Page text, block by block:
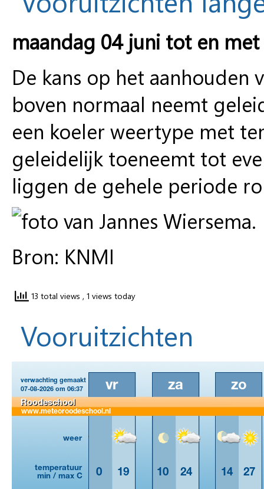
maandag 04 juni tot en met
De kans op het
boven normaal neemt
een koeler weertype met
geleidelijk toeneemt tot
liggen de gehele periode
Bron: KNMI
13 total views , 1 views today
Vooruitzichten